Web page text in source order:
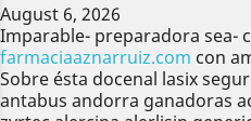
August 6, 2026
Imparable- preparadora sea-
farmaciaaznarruiz.com con
Sobre ésta docenal lasix
antabus andorra ganadoras